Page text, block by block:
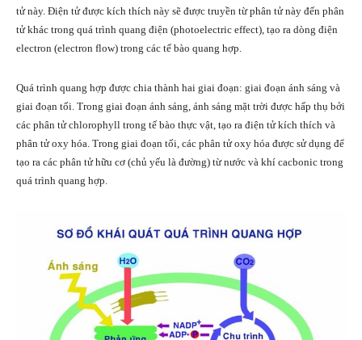
tử này. Điện tử được kích thích này sẽ được truyền từ phân tử này đến phân
tử khác trong quá trình quang điện (photoelectric effect), tạo ra dòng điện
electron (electron flow) trong các tế bào quang hợp.
Quá trình quang hợp được chia thành hai giai đoạn: giai đoạn ánh sáng và
giai đoạn tối. Trong giai đoạn ánh sáng, ánh sáng mặt trời được hấp thụ bởi
các phân tử chlorophyll trong tế bào thực vật, tạo ra điện tử kích thích và
phân tử oxy hóa. Trong giai đoạn tối, các phân tử oxy hóa được sử dụng để
tạo ra các phân tử hữu cơ (chủ yếu là đường) từ nước và khí cacbonic trong
quá trình quang hợp.